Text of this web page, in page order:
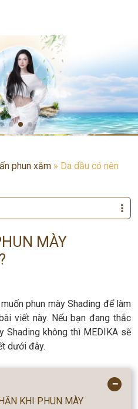
phun xăm » Da dầu có nên
MÀY
phun mày Shading để làm
viết này. Nếu bạn đang thắc
Shading không thì MEDIKA sẽ
dưới đây.
−
KHI PHUN MÀY